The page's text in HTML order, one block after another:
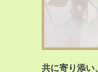
共に寄り添い